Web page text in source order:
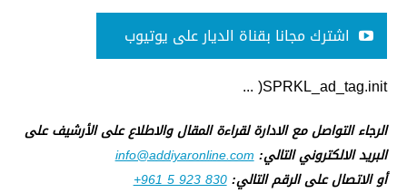
اشترك مجانا بقناة الديار على يوتيوب
SPRKL_ad_tag.init( ...
الرجاء التواصل مع الادارة لقراءة المقال والاطلاع على الأرشيف على
البريد الالكتروني التالي:info@addiyaronline.com
أو الاتصال على الرقم التالي:+961 5 923 830